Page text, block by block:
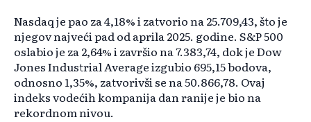
Nasdaq je pao za 4,18% i zatvorio na 25.709,43, što je
njegov najveći pad od aprila 2025. godine. S&P 500
oslabio je za 2,64% i završio na 7.383,74, dok je Dow
Jones Industrial Average izgubio 695,15 bodova,
odnosno 1,35%, zatvorivši se na 50.866,78. Ovaj
indeks vodećih kompanija dan ranije je bio na
rekordnom nivou.